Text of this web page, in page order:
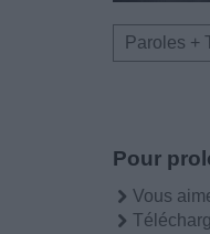
Paroles +
Pour
Vous